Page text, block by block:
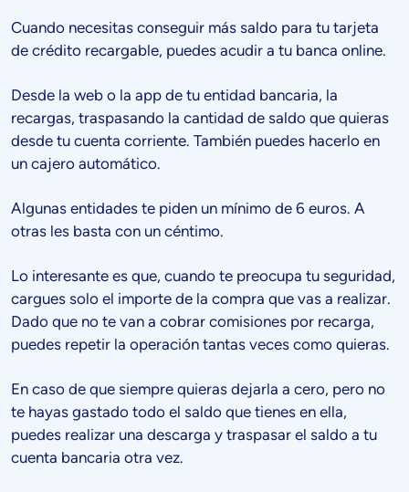
Cuando necesitas conseguir más saldo para tu tarjeta
de crédito recargable, puedes acudir a tu banca online.
Desde la web o la app de tu entidad bancaria, la
recargas, traspasando la cantidad de saldo que quieras
desde tu cuenta corriente. También puedes hacerlo en
un cajero automático.
Algunas entidades te piden un mínimo de 6 euros. A
otras les basta con un céntimo.
Lo interesante es que, cuando te preocupa tu seguridad,
cargues solo el importe de la compra que vas a realizar.
Dado que no te van a cobrar comisiones por recarga,
puedes repetir la operación tantas veces como quieras.
En caso de que siempre quieras dejarla a cero, pero no
te hayas gastado todo el saldo que tienes en ella,
puedes realizar una descarga y traspasar el saldo a tu
cuenta bancaria otra vez.